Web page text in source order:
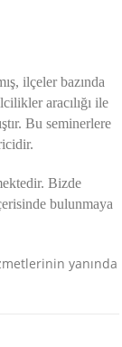
ilçeler bazında
aracılığı ile
Bu seminerlere
Bizde
bulunmaya
yanında